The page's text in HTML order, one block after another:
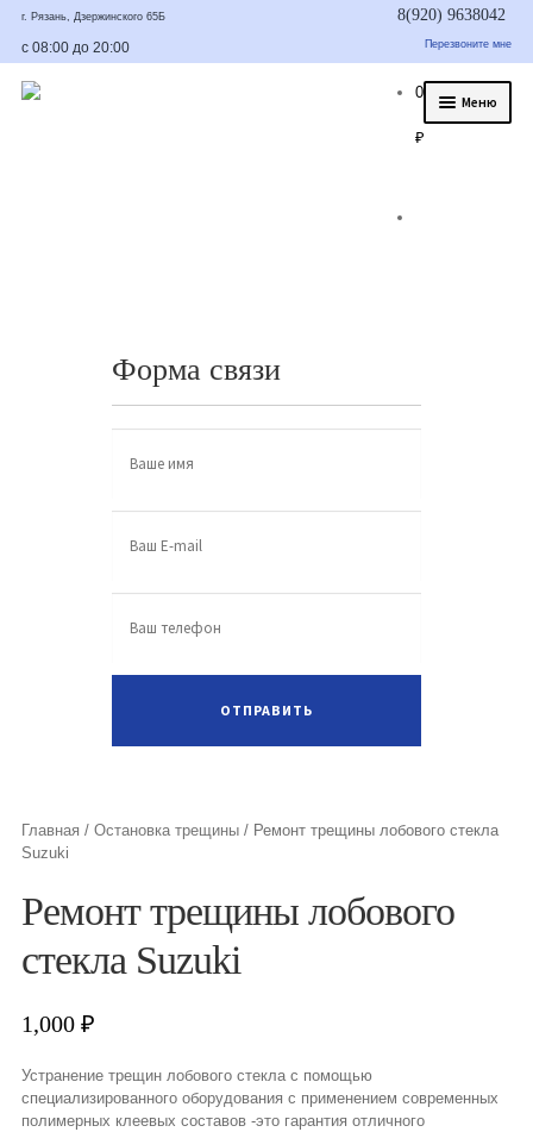
г. Рязань, Дзержинского 65Б
с 08:00 до 20:00
8(920) 9638042
Перезвоните мне
Меню
0
₽
Форма связи
Главная /Остановка трещины / Ремонт трещины лобового стекла
Suzuki
Ремонт трещины лобового
стекла Suzuki
1,000₽
Устранение трещин лобового стекла с помощью
специализированного оборудования с применением современных
полимерных клеевых составов -это гарантия отличного